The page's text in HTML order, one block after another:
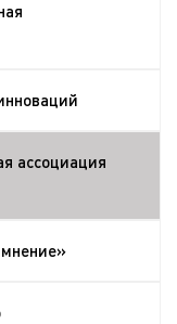
ассоциация
мнение»